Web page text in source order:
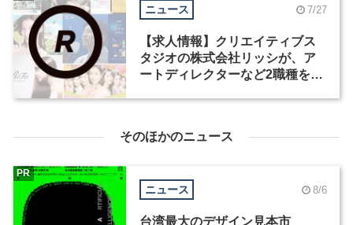
ニュース 7/27
【求人情報】クリエイティブス
タジオの株式会社リッシが、ア
ートディレクターなど2職種を募
そのほかのニュース
ニュース 8/6
台湾最大のデザイン見本市
PR